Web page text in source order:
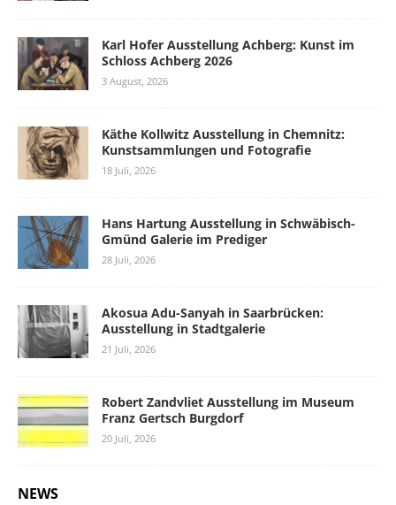
Karl Hofer Ausstellung Achberg: Kunst im
Schloss Achberg 2026
3 August, 2026
Käthe Kollwitz Ausstellung in Chemnitz:
Kunstsammlungen und Fotografie
18 Juli, 2026
Hans Hartung Ausstellung in Schwäbisch-
Gmünd Galerie im Prediger
28 Juli, 2026
Akosua Adu-Sanyah in Saarbrücken:
Ausstellung in Stadtgalerie
21 Juli, 2026
Robert Zandvliet Ausstellung im Museum
Franz Gertsch Burgdorf
20 Juli, 2026
NEWS